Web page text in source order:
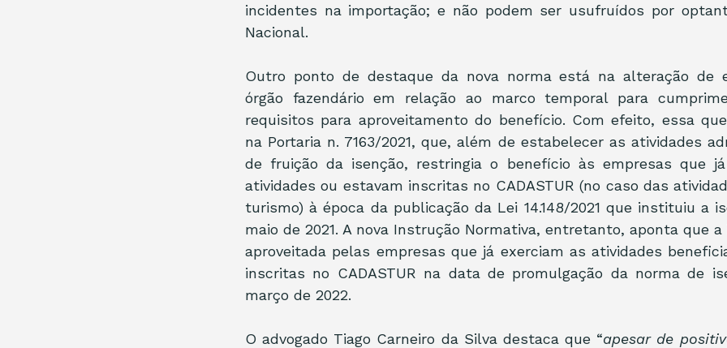
incidentes na importação; e não podem ser usufruídos por
Nacional.
Outro ponto de destaque da nova norma está na alteração de
órgão fazendário em relação ao marco temporal para
requisitos para aproveitamento do benefício. Com efeito, essa
na Portaria n. 7163/2021, que, além de estabelecer as atividades
de fruição da isenção, restringia o benefício às empresas que
atividades ou estavam inscritas no CADASTUR (no caso das
turismo) à época da publicação da Lei 14.148/2021 que instituiu a
maio de 2021. A nova Instrução Normativa, entretanto, aponta que
aproveitada pelas empresas que já exerciam as atividades
inscritas no CADASTUR na data de promulgação da norma de
março de 2022.
O advogado Tiago Carneiro da Silva destaca que “apesar de